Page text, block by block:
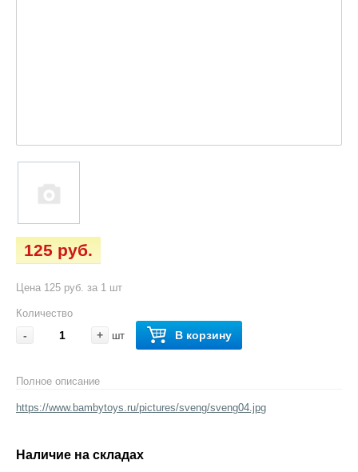
125 руб.
Цена 125 руб. за 1 шт
Количество
- + шт В корзину
Полное описание
https://www.bambytoys.ru/pictures/sveng/sveng04.jpg
Наличие на складах